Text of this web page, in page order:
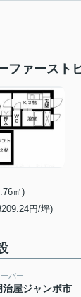
ファースト
㎡)
円/坪)
ーパー
治屋ジャンボ市